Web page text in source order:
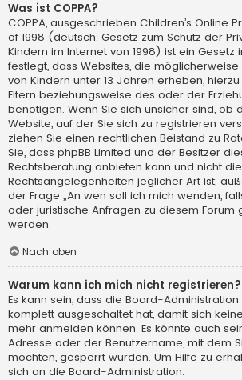
Was ist COPPA?
COPPA, ausgeschrieben Children’s Online
of 1998 (deutsch: Gesetz zum Schutz der
Kindern im Internet von 1998) ist ein Gesetz
festlegt, dass Websites, die
von Kindern unter 13 Jahren erheben,
Eltern beziehungsweise des oder der
benötigen. Wenn Sie sich unsicher sind, ob
Website, auf der Sie sich zu registrieren
ziehen Sie einen rechtlichen Beistand zu
Sie, dass phpBB Limited und der Besitzer
Rechtsberatung anbieten kann und nicht
Rechtsangelegenheiten jeglicher Art ist;
der Frage „An wen soll ich mich wenden,
oder juristische Anfragen zu diesem Forum
werden.
Nach oben
Warum kann ich mich nicht registrieren?
Es kann sein, dass die Board-
komplett ausgeschaltet hat, damit sich
mehr anmelden können. Es könnte auch
Adresse oder der Benutzername, mit dem
möchten, gesperrt wurden. Um Hilfe zu
sich an die Board-Administration.